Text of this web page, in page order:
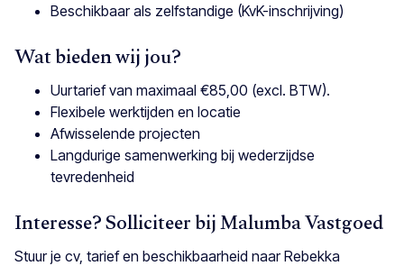
Beschikbaar als zelfstandige (KvK-inschrijving)
Wat bieden wij jou?
Uurtarief van maximaal €85,00 (excl. BTW).
Flexibele werktijden en locatie
Afwisselende projecten
Langdurige samenwerking bij wederzijdse
tevredenheid
Interesse? Solliciteer bij Malumba Vastgoed
Stuur je cv, tarief en beschikbaarheid naar Rebekka